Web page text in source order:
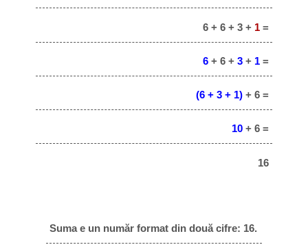
6 + 6 + 3 + 1 =
6 + 6 + 3 + 1 =
(6 + 3 + 1) + 6 =
10 + 6 =
16
Suma e un număr format din două cifre: 16.